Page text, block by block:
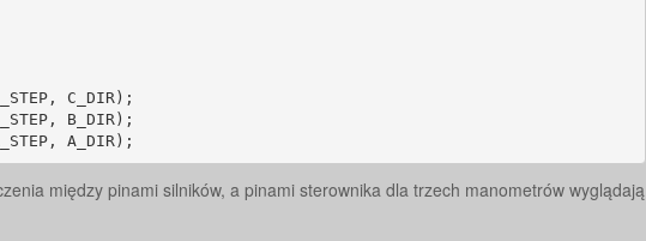
C_DIR);
B_DIR);
A_DIR);
między pinami silników, a pinami sterownika dla trzech manometrów wyglądają